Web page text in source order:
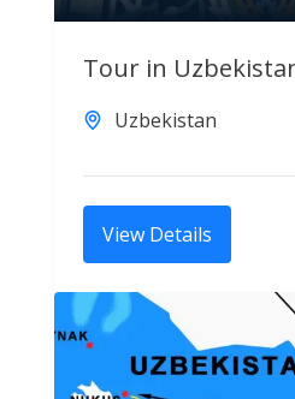
Tour in
Uzbekistan
View Details